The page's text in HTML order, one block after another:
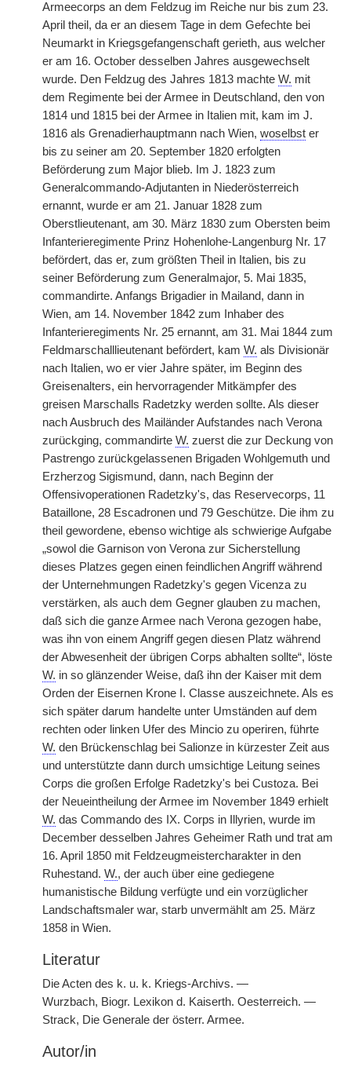
Armeecorps an dem Feldzug im Reiche nur bis zum 23.
April theil, da er an diesem Tage in dem Gefechte bei
Neumarkt in Kriegsgefangenschaft gerieth, aus welcher
er am 16. October desselben Jahres ausgewechselt
wurde. Den Feldzug des Jahres 1813 machte W. mit
dem Regimente bei der Armee in Deutschland, den von
1814 und 1815 bei der Armee in Italien mit, kam im J.
1816 als Grenadierhauptmann nach Wien, woselbst er
bis zu seiner am 20. September 1820 erfolgten
Beförderung zum Major blieb. Im J. 1823 zum
Generalcommando-Adjutanten in Niederösterreich
ernannt, wurde er am 21. Januar 1828 zum
Oberstlieutenant, am 30. März 1830 zum Obersten beim
Infanterieregimente Prinz Hohenlohe-Langenburg Nr. 17
befördert, das er, zum größten Theil in Italien, bis zu
seiner Beförderung zum Generalmajor, 5. Mai 1835,
commandirte. Anfangs Brigadier in Mailand, dann in
Wien, am 14. November 1842 zum Inhaber des
Infanterieregiments Nr. 25 ernannt, am 31. Mai 1844 zum
Feldmarschalllieutenant befördert, kam W. als Divisionär
nach Italien, wo er vier Jahre später, im Beginn des
Greisenalters, ein hervorragender Mitkämpfer des
greisen Marschalls Radetzky werden sollte. Als dieser
nach Ausbruch des Mailänder Aufstandes nach Verona
zurückging, commandirte W. zuerst die zur Deckung von
Pastrengo zurückgelassenen Brigaden Wohlgemuth und
Erzherzog Sigismund, dann, nach Beginn der
Offensivoperationen Radetzky's, das Reservecorps, 11
Bataillone, 28 Escadronen und 79 Geschütze. Die ihm zu
theil gewordene, ebenso wichtige als schwierige Aufgabe
„sowol die Garnison von Verona zur Sicherstellung
dieses Platzes gegen einen feindlichen Angriff während
der Unternehmungen Radetzky's gegen Vicenza zu
verstärken, als auch dem Gegner glauben zu machen,
daß sich die ganze Armee nach Verona gezogen habe,
was ihn von einem Angriff gegen diesen Platz während
der Abwesenheit der übrigen Corps abhalten sollte“, löste
W. in so glänzender Weise, daß ihn der Kaiser mit dem
Orden der Eisernen Krone I. Classe auszeichnete. Als es
sich später darum handelte unter Umständen auf dem
rechten oder linken Ufer des Mincio zu operiren, führte
W. den Brückenschlag bei Salionze in kürzester Zeit aus
und unterstützte dann durch umsichtige Leitung seines
Corps die großen Erfolge Radetzky's bei Custoza. Bei
der Neueintheilung der Armee im November 1849 erhielt
W. das Commando des IX. Corps in Illyrien, wurde im
December desselben Jahres Geheimer Rath und trat am
16. April 1850 mit Feldzeugmeistercharakter in den
Ruhestand. W., der auch über eine gediegene
humanistische Bildung verfügte und ein vorzüglicher
Landschaftsmaler war, starb unvermählt am 25. März
1858 in Wien.
Literatur
Die Acten des k. u. k. Kriegs-Archivs. —
Wurzbach, Biogr. Lexikon d. Kaiserth. Oesterreich. —
Strack, Die Generale der österr. Armee.
Autor/in